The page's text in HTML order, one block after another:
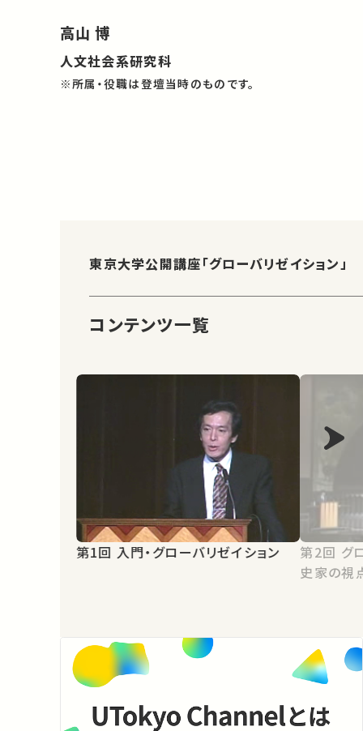
高山 博
人文社会系研究科
※所属・役職は登壇当時のものです。
東京大学公開講座「グローバリゼイション」
コンテンツ一覧
第1回 入門・グローバリゼイション
第2回 グローバル化する世界 －歴
史家の視